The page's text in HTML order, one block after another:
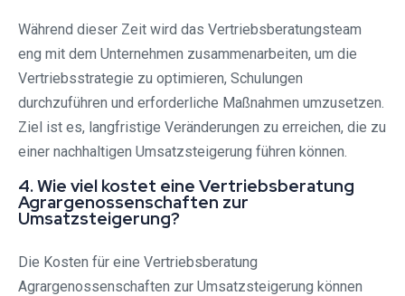
Während dieser Zeit wird das Vertriebsberatungsteam
eng mit dem Unternehmen zusammenarbeiten, um die
Vertriebsstrategie zu optimieren, Schulungen
durchzuführen und erforderliche Maßnahmen umzusetzen.
Ziel ist es, langfristige Veränderungen zu erreichen, die zu
einer nachhaltigen Umsatzsteigerung führen können.
4. Wie viel kostet eine Vertriebsberatung
Agrargenossenschaften zur
Umsatzsteigerung?
Die Kosten für eine Vertriebsberatung
Agrargenossenschaften zur Umsatzsteigerung können